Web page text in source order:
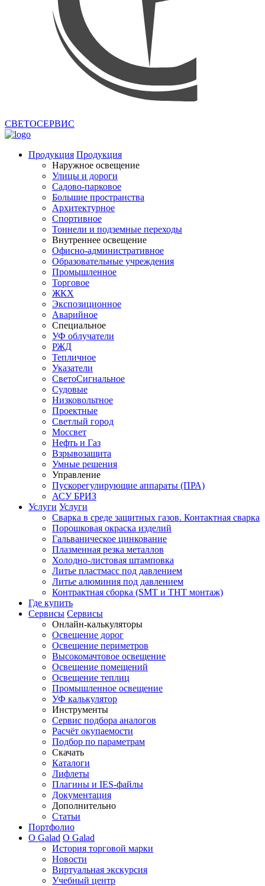
СВЕТОСЕРВИС
Продукция Продукция
Наружное освещение
Улицы и дороги
Садово-парковое
Большие пространства
Архитектурное
Спортивное
Тоннели и подземные переходы
Внутреннее освещение
Офисно-административное
Образовательные учреждения
Промышленное
Торговое
ЖКХ
Экспозиционное
Аварийное
Специальное
УФ облучатели
РЖД
Тепличное
Указатели
СветоСигнальное
Судовые
Низковольтное
Проектные
Светлый город
Моссвет
Нефть и Газ
Взрывозащита
Умные решения
Управление
Пускорегулирующие аппараты (ПРА)
АСУ БРИЗ
Услуги Услуги
Сварка в среде защитных газов. Контактная сварка
Порошковая окраска изделий
Гальваническое цинкование
Плазменная резка металлов
Холодно-листовая штамповка
Литье пластмасс под давлением
Литье алюминия под давлением
Контрактная сборка (SMT и THT монтаж)
Где купить
Сервисы Сервисы
Онлайн-калькуляторы
Освещение дорог
Освещение периметров
Высокомачтовое освещение
Освещение помещений
Освещение теплиц
Промышленное освещение
УФ калькулятор
Инструменты
Сервис подбора аналогов
Расчёт окупаемости
Подбор по параметрам
Скачать
Каталоги
Лифлеты
Плагины и IES-файлы
Документация
Дополнительно
Статьи
Портфолио
О Galad О Galad
История торговой марки
Новости
Виртуальная экскурсия
Учебный центр